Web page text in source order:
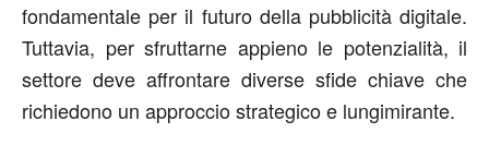
fondamentale per il futuro della pubblicità digitale.
Tuttavia, per sfruttarne appieno le potenzialità, il
settore deve affrontare diverse sfide chiave che
richiedono un approccio strategico e lungimirante.